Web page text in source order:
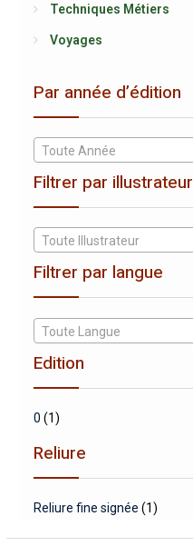
Techniques Métiers
Voyages
Par année d’édition
Toute Année
Filtrer par illustrateur
Toute Illustrateur
Filtrer par langue
Toute Langue
Edition
0 (1)
Reliure
Reliure fine signée (1)